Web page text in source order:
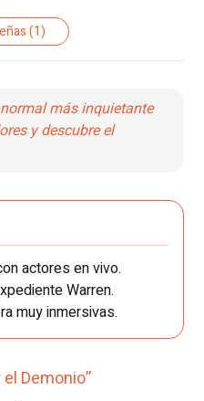
(1)
más inquietante
y descubre el
actores en vivo.
Warren.
muy inmersivas.
Demonio”